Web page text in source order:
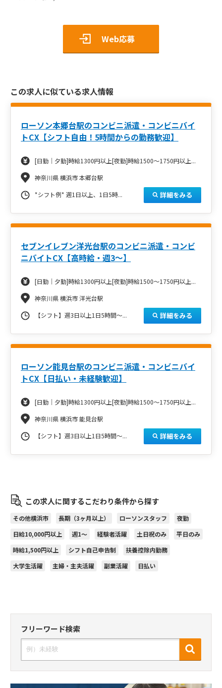
Web応募
この求人に似ている求人情報
ローソン本郷台駅のコンビニ派遣・コンビニバイ
トCX【シフト自由！5時間からの勤務歓迎】
[日勤｜夕勤]時給1300円以上[夜勤]時給1500～1750円以上...
神奈川県 横浜市 本郷台駅
*シフト例* 週1日以上、1日5時... 詳細をみる
セブンイレブン洋光台駅のコンビニ派遣・コンビ
ニバイトCX【高時給・週3～】
[日勤｜夕勤]時給1300円以上[夜勤]時給1500～1750円以上...
神奈川県 横浜市 洋光台駅
【シフト】週3日以上1日5時間～... 詳細をみる
ローソン能見台駅のコンビニ派遣・コンビニバイ
トCX【日払い・未経験歓迎】
[日勤｜夕勤]時給1300円以上[夜勤]時給1500～1750円以上...
神奈川県 横浜市 能見台駅
【シフト】週3日以上1日5時間～... 詳細をみる
この求人に関するこだわり条件から探す
その他横浜市 長期（3ヶ月以上） ローソンスタッフ
夜勤
日給10,000円以上
週1～ 経験者活躍 土日祝のみ
平日のみ
時給1,500円以上
シフト自己申告制
扶養控除内勤務
大学生活躍
主婦・主夫活躍 副業活躍 日払い
フリーワード検索